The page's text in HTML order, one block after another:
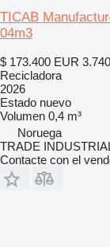
TICAB
04m3
$ 173.400 EUR 3.740
Recicladora
2026
Estado nuevo
Volumen 0,4 m³
Noruega
TRADE
Contacte con el